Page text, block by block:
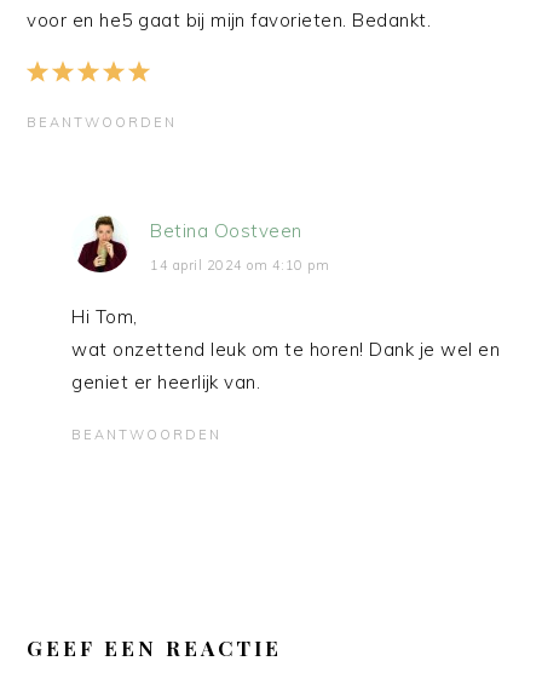
voor en he5 gaat bij mijn favorieten. Bedankt.
BEANTWOORDEN
Betina Oostveen
14 april 2024 om 4:10 pm
Hi Tom,
wat onzettend leuk om te horen! Dank je wel en
geniet er heerlijk van.
BEANTWOORDEN
GEEF EEN REACTIE